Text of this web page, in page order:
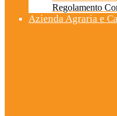
Regolamento
Azienda Agraria e